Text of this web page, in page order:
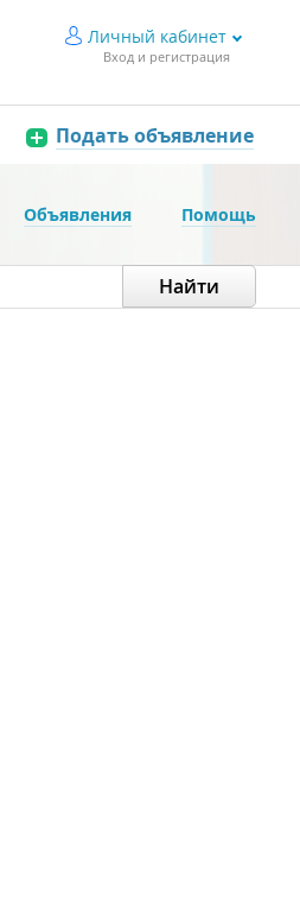
Личный кабинет
Вход и регистрация
Подать объявление
Объявления Помощь